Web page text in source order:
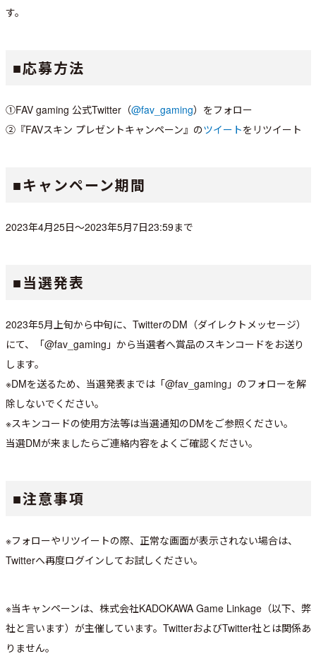
す。
■応募方法
①FAV gaming 公式Twitter（@fav_gaming）をフォロー
②『FAVスキン プレゼントキャンペーン』のツイートをリツイート
■キャンペーン期間
2023年4月25日～2023年5月7日23:59まで
■当選発表
2023年5月上旬から中旬に、TwitterのDM（ダイレクトメッセージ）
にて、「@fav_gaming」から当選者へ賞品のスキンコードをお送り
します。
※DMを送るため、当選発表までは「@fav_gaming」のフォローを解
除しないでください。
※スキンコードの使用方法等は当選通知のDMをご参照ください。
当選DMが来ましたらご連絡内容をよくご確認ください。
■注意事項
※フォローやリツイートの際、正常な画面が表示されない場合は、
Twitterへ再度ログインしてお試しください。
※当キャンペーンは、株式会社KADOKAWA Game Linkage（以下、弊
社と言います）が主催しています。TwitterおよびTwitter社とは関係あ
りません。